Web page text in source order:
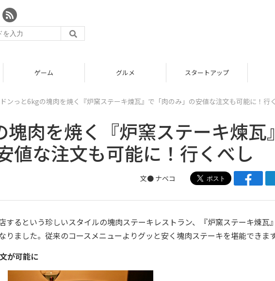
ゲーム グルメ スタートアップ
ドンっと6kgの塊肉を焼く『炉窯ステーキ煉瓦』で「肉のみ」の安値な注文も可能に！行
塊肉を焼く『炉窯ステーキ煉瓦
値な注文も可能に！行くべし
文● ナベコ
るという珍しいスタイルの塊肉ステーキレストラン、『炉窯ステーキ煉瓦
りました。従来のコースメニューよりグッと安く塊肉ステーキを堪能できま
が可能に